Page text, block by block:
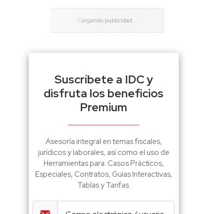
Suscríbete a IDC y
disfruta los beneficios
Premium
Asesoría integral en temas fiscales,
jurídicos y laborales, así como el uso de
Herramientas para: Casos Prácticos,
Especiales, Contratos, Guías Interactivas,
Tablas y Tarifas.